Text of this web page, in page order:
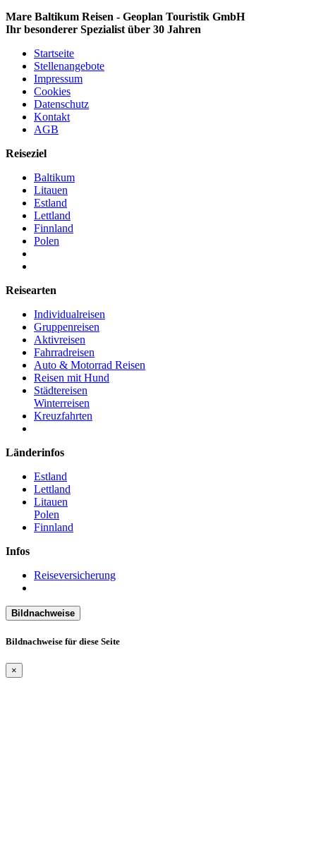
Mare Baltikum Reisen - Geoplan Touristik GmbH
Ihr besonderer Spezialist über 30 Jahren
Startseite
Stellenangebote
Impressum
Cookies
Datenschutz
Kontakt
AGB
Reiseziel
Baltikum
Litauen
Estland
Lettland
Finnland
Polen
Reisearten
Individualreisen
Gruppenreisen
Aktivreisen
Fahrradreisen
Auto & Motorrad Reisen
Reisen mit Hund
Städtereisen
Winterreisen
Kreuzfahrten
Länderinfos
Estland
Lettland
Litauen
Polen
Finnland
Infos
Reiseversicherung
Bildnachweise
Bildnachweise für diese Seite
×